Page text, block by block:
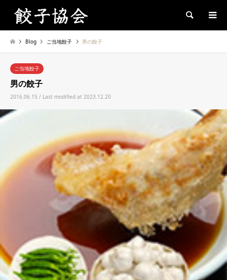
Search
Blog ご当地餃子 男の餃子
ご当地餃子
男の餃子
2016.06.15 / Last modified at 2023.12.20